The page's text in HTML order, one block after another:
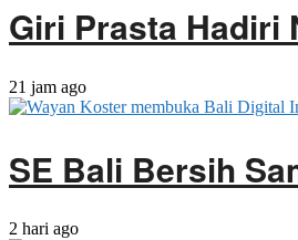
Giri Prasta Hadiri
21 jam ago
SE Bali Bersih
2 hari ago